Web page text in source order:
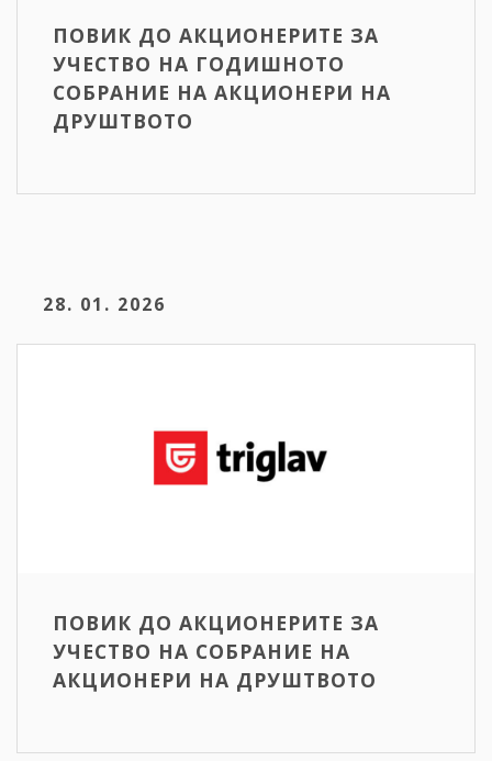
ПОВИК ДО АКЦИОНЕРИТЕ ЗА
УЧЕСТВО НА ГОДИШНОТО
СОБРАНИЕ НА АКЦИОНЕРИ НА
ДРУШТВОТО
28. 01. 2026
ПОВИК ДО АКЦИОНЕРИТЕ ЗА
УЧЕСТВО НА СОБРАНИЕ НА
АКЦИОНЕРИ НА ДРУШТВОТО